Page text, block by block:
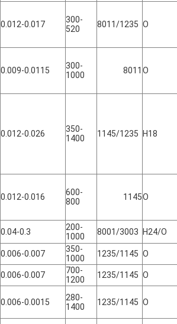
0.012-0.017
300-
520
8011/1235 O
0.009-0.0115
300-
1000
8011 O
0.012-0.026
350-
1400
1145/1235 H18
0.012-0.016
600-
800
1145O
0.04-0.3
200-
1000
8001/3003 H24/O
0.006-0.007
350-
1000
1235/1145 O
0.006-0.007
700-
1200
1235/1145 O
0.006-0.0015
280-
1400
1235/1145 O